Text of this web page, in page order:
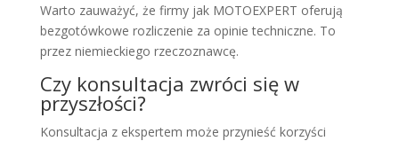
Warto zauważyć, że firmy jak MOTOEXPERT oferują
bezgotówkowe rozliczenie za opinie techniczne. To
przez niemieckiego rzeczoznawcę.
Czy konsultacja zwróci się w
przyszłości?
Konsultacja z ekspertem może przynieść korzyści